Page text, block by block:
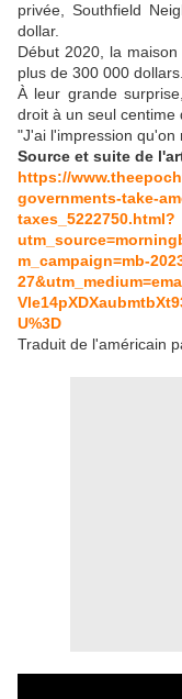
privée, Southfield
dollar.
Début 2020, la
plus de 300 000 dollars.
À leur grande
droit à un seul centime
"J'ai l'impression qu'on
Source et suite de
https://
governments-take-
taxes_5222750.html?
m_campaign=mb-
U%3D
Traduit de l'américain